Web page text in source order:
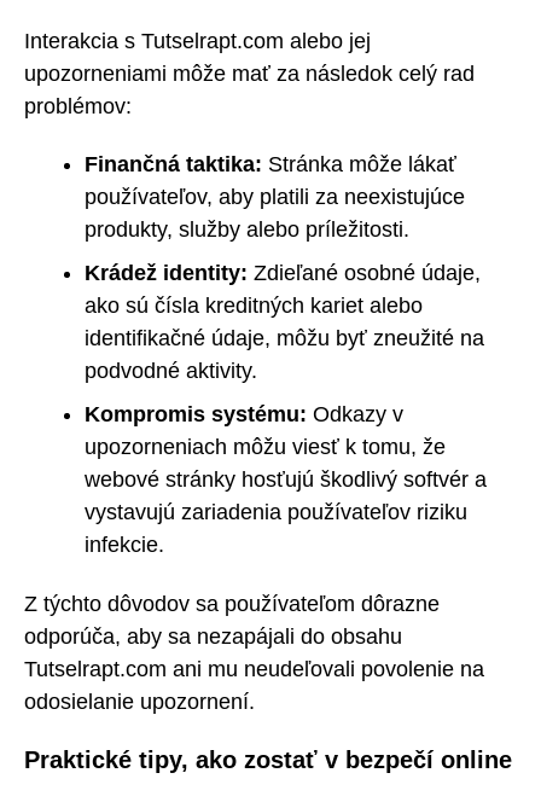
Interakcia s Tutselrapt.com alebo jej
upozorneniami môže mať za následok celý rad
problémov:
Finančná taktika: Stránka môže lákať
používateľov, aby platili za neexistujúce
produkty, služby alebo príležitosti.
Krádež identity: Zdieľané osobné údaje,
ako sú čísla kreditných kariet alebo
identifikačné údaje, môžu byť zneužité na
podvodné aktivity.
Kompromis systému: Odkazy v
upozorneniach môžu viesť k tomu, že
webové stránky hosťujú škodlivý softvér a
vystavujú zariadenia používateľov riziku
infekcie.
Z týchto dôvodov sa používateľom dôrazne
odporúča, aby sa nezapájali do obsahu
Tutselrapt.com ani mu neudeľovali povolenie na
odosielanie upozornení.
Praktické tipy, ako zostať v bezpečí online